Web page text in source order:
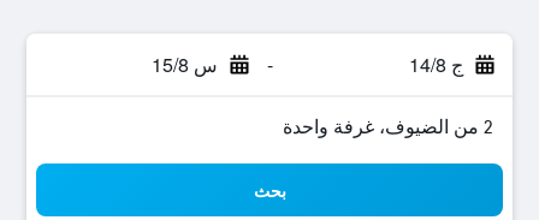
ج 14/8 - س 15/8
2 من الضيوف، غرفة واحدة
بحث